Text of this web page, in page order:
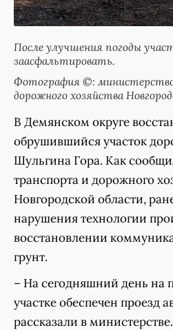
После улучшения погоды
заасфальтировать.
Фотография ©:
дорожного хозяйства
В Демянском округе
обрушившийся участок
Шульгина Гора. Как
транспорта и дорожного
Новгородской области,
нарушения технологии
восстановлении
грунт.
– На сегодняшний день на
участке обеспечен проезд
рассказали в